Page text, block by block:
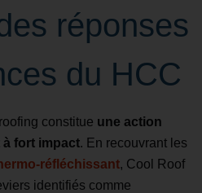
réponses
du HCC
constitue une action
à fort impact. En recouvrant les
réfléchissant, Cool Roof
identifiés comme